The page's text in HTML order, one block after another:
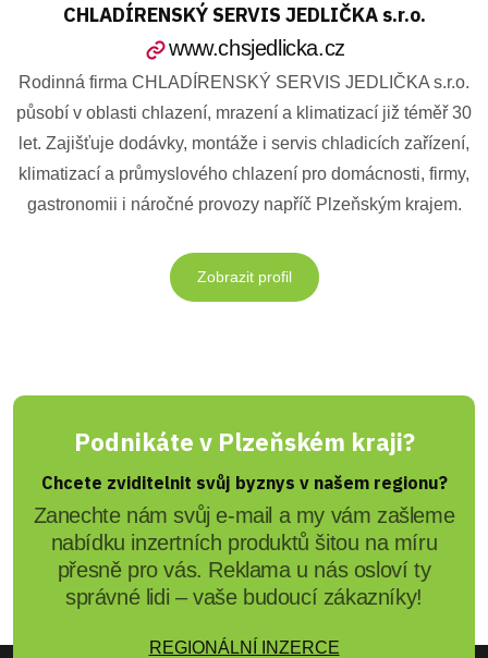
CHLADÍRENSKÝ SERVIS JEDLIČKA s.r.o.
www.chsjedlicka.cz
Rodinná firma CHLADÍRENSKÝ SERVIS JEDLIČKA s.r.o.
působí v oblasti chlazení, mrazení a klimatizací již téměř 30
let. Zajišťuje dodávky, montáže i servis chladicích zařízení,
klimatizací a průmyslového chlazení pro domácnosti, firmy,
gastronomii i náročné provozy napříč Plzeňským krajem.
Zobrazit profil
Podnikáte v Plzeňském kraji?
Chcete zviditelnit svůj byznys v našem regionu?
Zanechte nám svůj e-mail a my vám zašleme
nabídku inzertních produktů šitou na míru
přesně pro vás. Reklama u nás osloví ty
správné lidi – vaše budoucí zákazníky!
REGIONÁLNÍ INZERCE